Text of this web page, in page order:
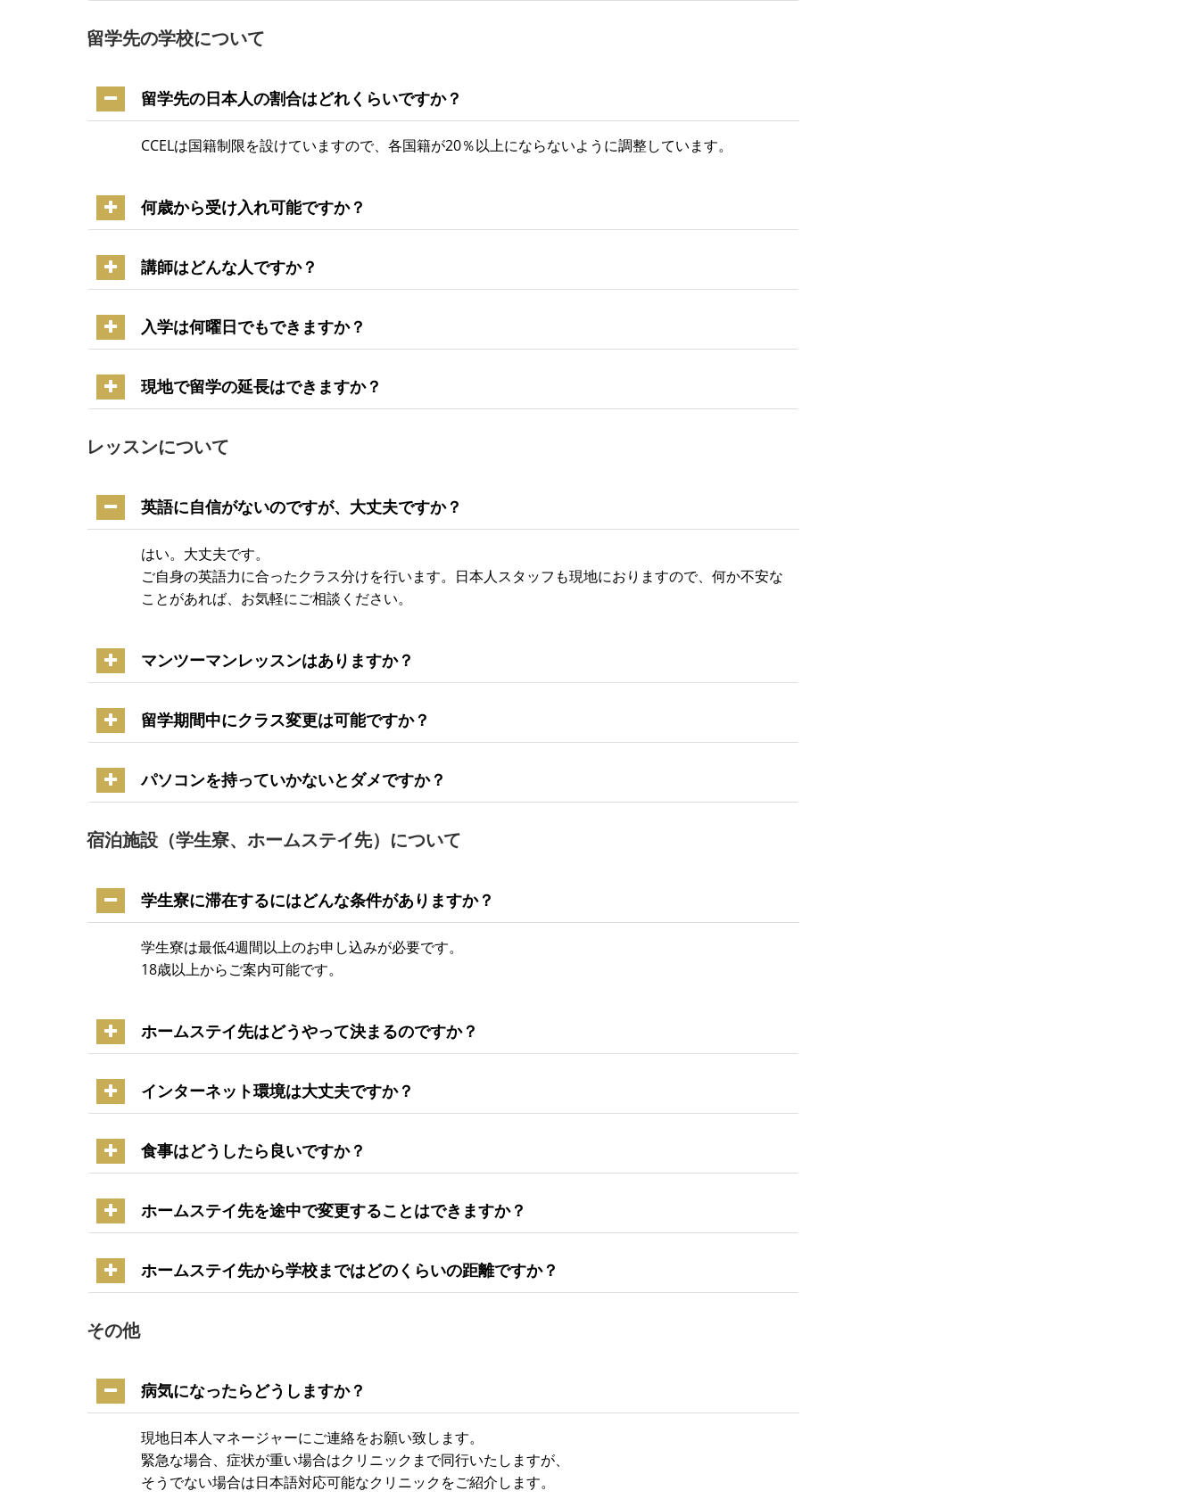
留学先の学校について
留学先の日本人の割合はどれくらいですか？
CCELは国籍制限を設けていますので、各国籍が20％以上にならないように調整しています。
何歳から受け入れ可能ですか？
講師はどんな人ですか？
入学は何曜日でもできますか？
現地で留学の延長はできますか？
レッスンについて
英語に自信がないのですが、大丈夫ですか？
はい。大丈夫です。
ご自身の英語力に合ったクラス分けを行います。日本人スタッフも現地におりますので、何か不安な
ことがあれば、お気軽にご相談ください。
マンツーマンレッスンはありますか？
留学期間中にクラス変更は可能ですか？
パソコンを持っていかないとダメですか？
宿泊施設（学生寮、ホームステイ先）について
学生寮に滞在するにはどんな条件がありますか？
学生寮は最低4週間以上のお申し込みが必要です。
18歳以上からご案内可能です。
ホームステイ先はどうやって決まるのですか？
インターネット環境は大丈夫ですか？
食事はどうしたら良いですか？
ホームステイ先を途中で変更することはできますか？
ホームステイ先から学校まではどのくらいの距離ですか？
その他
病気になったらどうしますか？
現地日本人マネージャーにご連絡をお願い致します。
緊急な場合、症状が重い場合はクリニックまで同行いたしますが、
そうでない場合は日本語対応可能なクリニックをご紹介します。